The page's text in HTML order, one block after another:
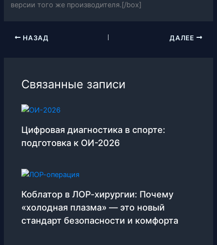
версии того же производителя.[/box]
НАЗАД ДАЛЕЕ
Связанные записи
Цифровая диагностика в спорте:
подготовка к ОИ-2026
Коблатор в ЛОР-хирургии: Почему
«холодная плазма» — это новый
стандарт безопасности и комфорта